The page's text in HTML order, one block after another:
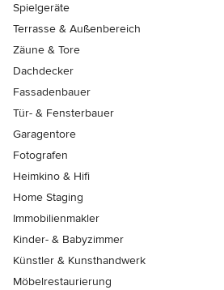
Spielgeräte
Terrasse & Außenbereich
Zäune & Tore
Dachdecker
Fassadenbauer
Tür- & Fensterbauer
Garagentore
Fotografen
Heimkino & Hifi
Home Staging
Immobilienmakler
Kinder- & Babyzimmer
Künstler & Kunsthandwerk
Möbelrestaurierung